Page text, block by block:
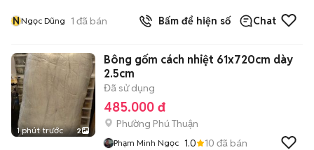
NNgọc Dũng 1 đã bán Bấm để hiện số Chat
1 phút trước 2
Bông gốm cách nhiệt 61x720cm dày
2.5cm
Đã sử dụng
485.000 đ
Phường Phú Thuận
Phạm Minh Ngọc 1.0 10 đã bán